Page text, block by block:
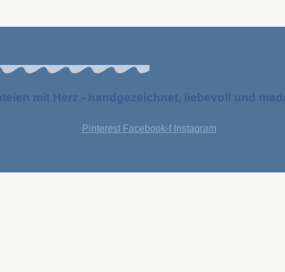
mit Herz - handgezeichnet, liebevoll und
Pinterest Facebook-f Instagram